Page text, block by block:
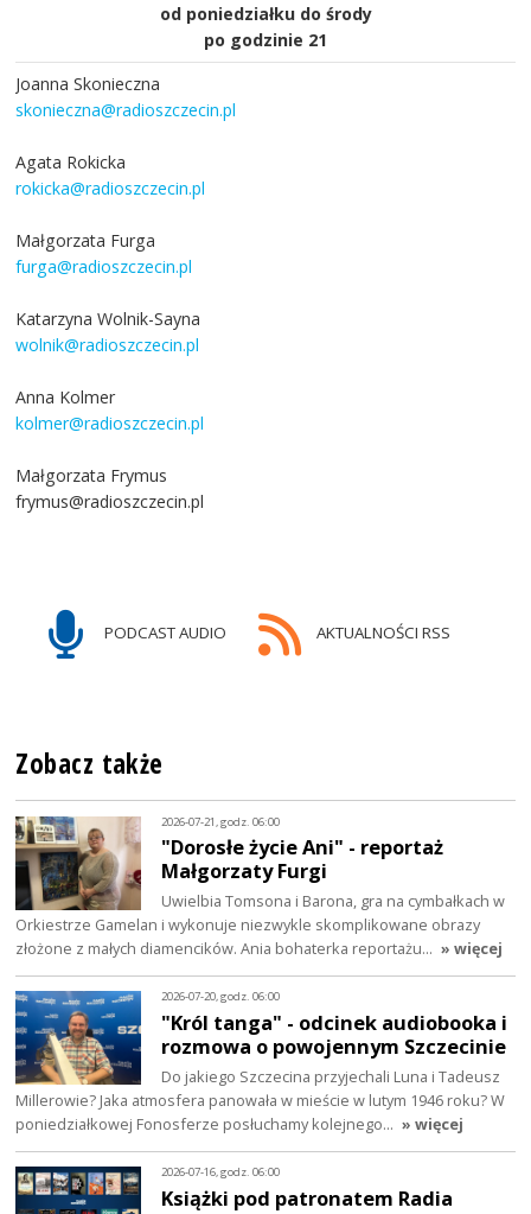
od poniedziałku do środy
po godzinie 21
Joanna Skonieczna
skonieczna@radioszczecin.pl
Agata Rokicka
rokicka@radioszczecin.pl
Małgorzata Furga
furga@radioszczecin.pl
Katarzyna Wolnik-Sayna
wolnik@radioszczecin.pl
Anna Kolmer
kolmer@radioszczecin.pl
Małgorzata Frymus
frymus@radioszczecin.pl
PODCAST AUDIO AKTUALNOŚCI RSS
Zobacz także
2026-07-21, godz. 06:00
"Dorosłe życie Ani" - reportaż
Małgorzaty Furgi
Uwielbia Tomsona i Barona, gra na cymbałkach w
Orkiestrze Gamelan i wykonuje niezwykle skomplikowane obrazy
złożone z małych diamencików. Ania bohaterka reportażu… » więcej
2026-07-20, godz. 06:00
"Król tanga" - odcinek audiobooka i
rozmowa o powojennym Szczecinie
Do jakiego Szczecina przyjechali Luna i Tadeusz
Millerowie? Jaka atmosfera panowała w mieście w lutym 1946 roku? W
poniedziałkowej Fonosferze posłuchamy kolejnego… » więcej
2026-07-16, godz. 06:00
Książki pod patronatem Radia